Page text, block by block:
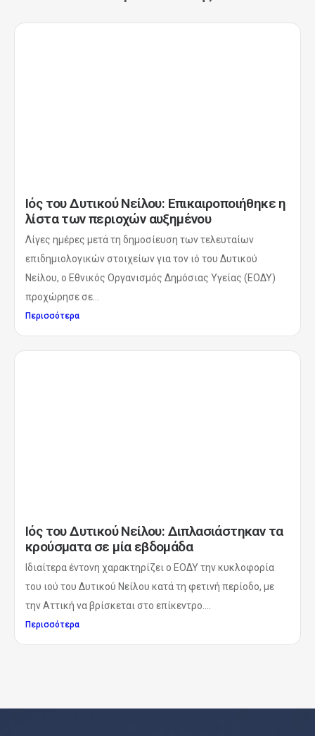
Ιός του Δυτικού Νείλου: Επικαιροποιήθηκε η
λίστα των περιοχών αυξημένου
Λίγες ημέρες μετά τη δημοσίευση των τελευταίων
επιδημιολογικών στοιχείων για τον ιό του Δυτικού
Νείλου, ο Εθνικός Οργανισμός Δημόσιας Υγείας (ΕΟΔΥ)
προχώρησε σε...
Περισσότερα
Ιός του Δυτικού Νείλου: Διπλασιάστηκαν τα
κρούσματα σε μία εβδομάδα
Ιδιαίτερα έντονη χαρακτηρίζει ο ΕΟΔΥ την κυκλοφορία
του ιού του Δυτικού Νείλου κατά τη φετινή περίοδο, με
την Αττική να βρίσκεται στο επίκεντρο....
Περισσότερα